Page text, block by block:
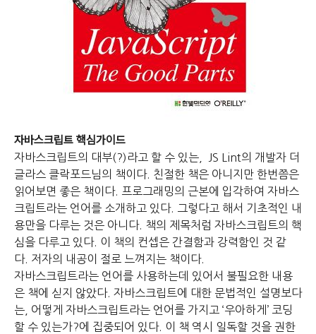
자바스크립트 핵심가이드
자바스크립트의 대부(?)라고 할 수 있는, JS Lint의 개발자 더
글라스 클락포드님의 책이다. 친절한 책은 아니지만 한번쯤은
읽어보면 좋은 책이다. 프로그래밍의 근본에 입각하여 자바스
크립트라는 언어를 소개하고 있다. 그렇다고 해서 기초적인 내
용만을 다루는 것은 아니다. 책의 제목처럼 자바스크립트의 핵
심을 다루고 있다. 이 책의 컨셉은 간결함과 강력함인 것 같
다. 저자의 내공이 절로 느껴지는 책이다.
자바스크립트라는 언어를 사용하는데 있어서 불필요한 내용
은 책에 싣지 않았다. 자바스크립트에 대한 문법적인 설명보다
는, 어떻게 자바스크립트라는 언어를 가지고 ‘우아하게’ 코딩
할 수 있는가?에 집중되어 있다. 이 책 역시 일독할 것을 권한